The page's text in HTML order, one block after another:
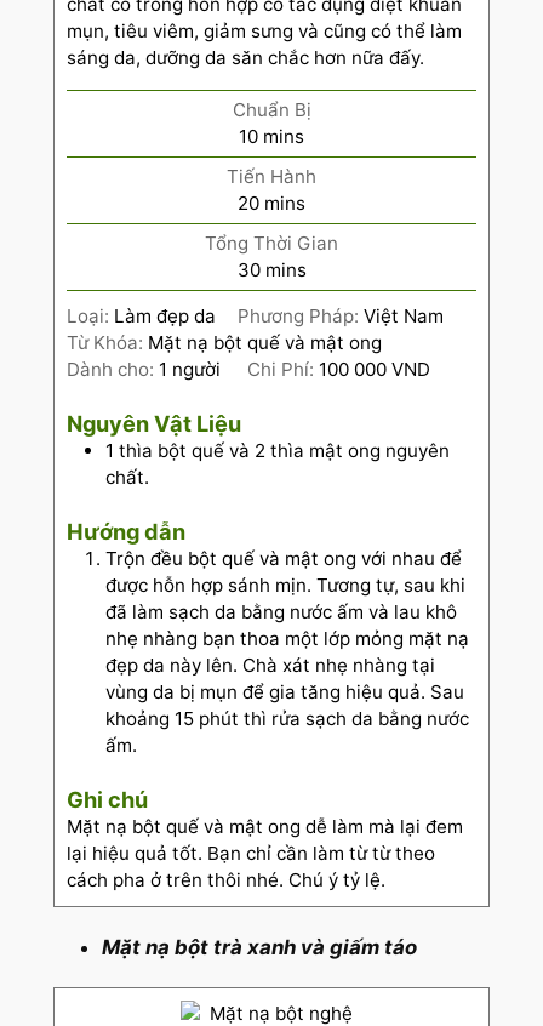
chất có trong hỗn hợp có tác dụng diệt khuẩn
mụn, tiêu viêm, giảm sưng và cũng có thể làm
sáng da, dưỡng da săn chắc hơn nữa đấy.
Chuẩn Bị
10 mins
Tiến Hành
20 mins
Tổng Thời Gian
30 mins
Loại: Làm đẹp da Phương Pháp: Việt Nam
Từ Khóa: Mặt nạ bột quế và mật ong
Dành cho: 1 người Chi Phí: 100 000 VND
Nguyên Vật Liệu
1 thìa bột quế và 2 thìa mật ong nguyên
chất.
Hướng dẫn
Trộn đều bột quế và mật ong với nhau để
được hỗn hợp sánh mịn. Tương tự, sau khi
đã làm sạch da bằng nước ấm và lau khô
nhẹ nhàng bạn thoa một lớp mỏng mặt nạ
đẹp da này lên. Chà xát nhẹ nhàng tại
vùng da bị mụn để gia tăng hiệu quả. Sau
khoảng 15 phút thì rửa sạch da bằng nước
ấm.
Ghi chú
Mặt nạ bột quế và mật ong dễ làm mà lại đem
lại hiệu quả tốt. Bạn chỉ cần làm từ từ theo
cách pha ở trên thôi nhé. Chú ý tỷ lệ.
Mặt nạ bột trà xanh và giấm táo